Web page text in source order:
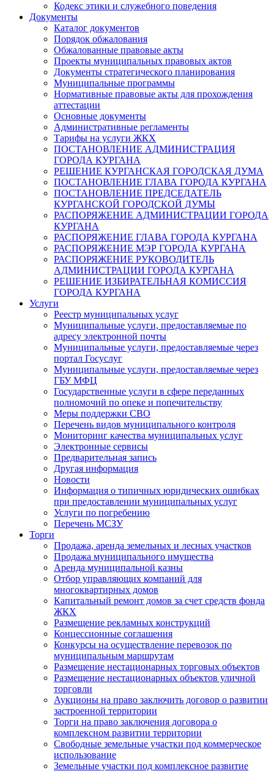
Кодекс этики и служебного поведения
Документы
Каталог документов
Порядок обжалования
Обжалованные правовые акты
Проекты муниципальных правовых актов
Документы стратегического планирования
Муниципальные программы
Нормативные правовые акты для прохождения
аттестации
Основные документы
Административные регламенты
Тарифы на услуги ЖКХ
ПОСТАНОВЛЕНИЕ АДМИНИСТРАЦИЯ
ГОРОДА КУРГАНА
РЕШЕНИЕ КУРГАНСКАЯ ГОРОДСКАЯ ДУМА
ПОСТАНОВЛЕНИЕ ГЛАВА ГОРОДА КУРГАНА
ПОСТАНОВЛЕНИЕ ПРЕДСЕДАТЕЛЬ
КУРГАНСКОЙ ГОРОДСКОЙ ДУМЫ
РАСПОРЯЖЕНИЕ АДМИНИСТРАЦИИ ГОРОДА
КУРГАНА
РАСПОРЯЖЕНИЕ ГЛАВА ГОРОДА КУРГАНА
РАСПОРЯЖЕНИЕ МЭР ГОРОДА КУРГАНА
РАСПОРЯЖЕНИЕ РУКОВОДИТЕЛЬ
АДМИНИСТРАЦИИ ГОРОДА КУРГАНА
РЕШЕНИЕ ИЗБИРАТЕЛЬНАЯ КОМИССИЯ
ГОРОДА КУРГАНА
Услуги
Реестр муниципальных услуг
Муниципальные услуги, предоставляемые по
адресу электронной почты
Муниципальные услуги, предоставляемые через
портал Госуслуг
Муниципальные услуги, предоставляемые через
ГБУ МФЦ
Государственные услуги в сфере переданных
полномочий по опеке и попечительству
Меры поддержки СВО
Перечень видов муниципального контроля
Мониторинг качества муниципальных услуг
Электронные сервисы
Предварительная запись
Другая информация
Новости
Информация о типичных юридических ошибках
при предоставлении муниципальных услуг
Услуги по погребению
Перечень МСЗУ
Торги
Продажа, аренда земельных и лесных участков
Продажа муниципального имущества
Аренда муниципальной казны
Отбор управляющих компаний для
многоквартирных домов
Капитальный ремонт домов за счет средств фонда
ЖКХ
Размещение рекламных конструкций
Концессионные соглашения
Конкурсы на осуществление перевозок по
муниципальным маршрутам
Размещение нестационарных торговых объектов
Размещение нестационарных объектов уличной
торговли
Аукционы на право заключить договор о развитии
застроенной территории
Торги на право заключения договора о
комплексном развитии территории
Свободные земельные участки под коммерческое
использование
Земельные участки под комплексное развитие